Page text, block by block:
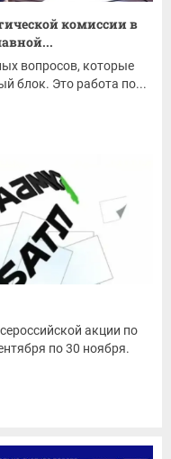
комиссии в
вопросов, которые
блок. Это работа по...
акции по
по 30 ноября.